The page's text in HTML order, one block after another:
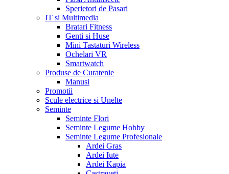
Sperietori de Pasari
IT si Multimedia
Bratari Fitness
Genti si Huse
Mini Tastaturi Wireless
Ochelari VR
Smartwatch
Produse de Curatenie
Manusi
Promotii
Scule electrice si Unelte
Seminte
Seminte Flori
Seminte Legume Hobby
Seminte Legume Profesionale
Ardei Gras
Ardei Iute
Ardei Kapia